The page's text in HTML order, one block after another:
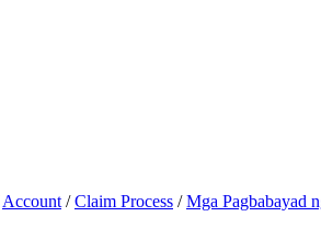
Account /Claim Process /Mga Pagbabayad